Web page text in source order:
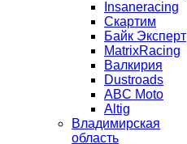
Insaneracing
Скартим
Байк Эксперт
MatrixRacing
Валкирия
Dustroads
ABC Moto
Altig
Владимирская
область